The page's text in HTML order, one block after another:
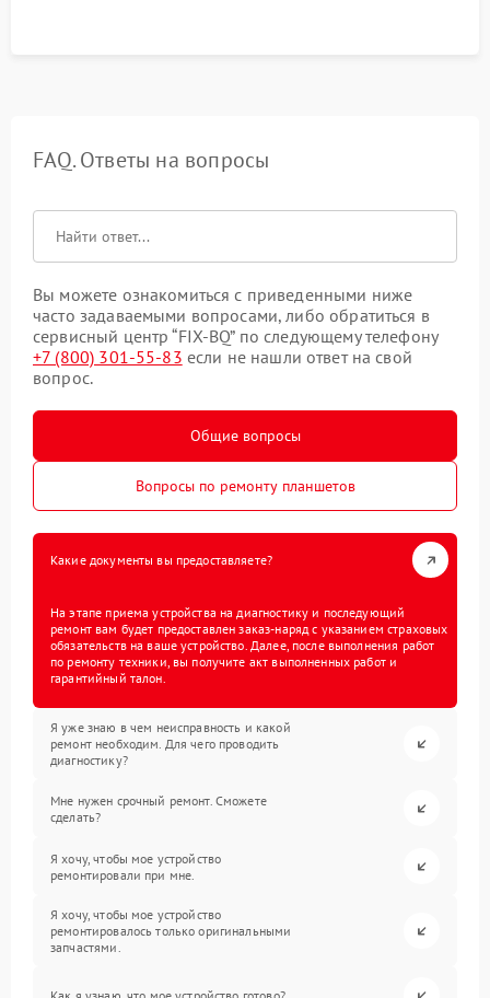
FAQ. Ответы на вопросы
Вы можете ознакомиться с приведенными ниже
часто задаваемыми вопросами, либо обратиться в
сервисный центр “FIX-BQ” по следующему телефону
+7 (800) 301-55-83 если не нашли ответ на свой
вопрос.
Общие вопросы
Вопросы по ремонту планшетов
Какие документы вы предоставляете?
На этапе приема устройства на диагностику и последующий
ремонт вам будет предоставлен заказ-наряд с указанием страховых
обязательств на ваше устройство. Далее, после выполнения работ
по ремонту техники, вы получите акт выполненных работ и
гарантийный талон.
Я уже знаю в чем неисправность и какой
ремонт необходим. Для чего проводить
диагностику?
Мне нужен срочный ремонт. Сможете
сделать?
Я хочу, чтобы мое устройство
ремонтировали при мне.
Я хочу, чтобы мое устройство
ремонтировалось только оригинальными
запчастями.